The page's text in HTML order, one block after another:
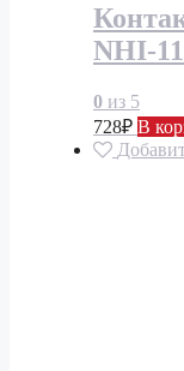
NHI-
0 из 5
728₽ В